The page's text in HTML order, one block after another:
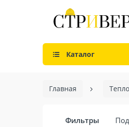
Каталог
Главная
Фильтры